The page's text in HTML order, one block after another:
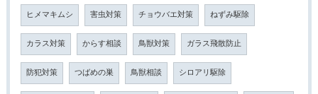
ヒメマキムシ 害虫対策 チョウバエ対策 ねずみ駆除
カラス対策 からす相談 鳥獣対策 ガラス飛散防止
防犯対策 つばめの巣 鳥獣相談 シロアリ駆除